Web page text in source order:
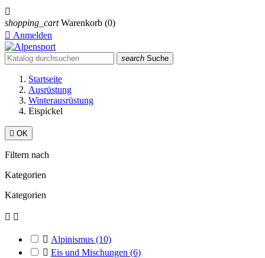

shopping_cart Warenkorb (0)
 Anmelden
search Suche
Startseite
Ausrüstung
Winterausrüstung
Eispickel
 OK
Filtern nach
Kategorien
Kategorien
 
 Alpinismus (10)
 Eis und Mischungen (6)